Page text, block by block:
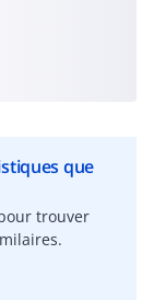
que
trouver